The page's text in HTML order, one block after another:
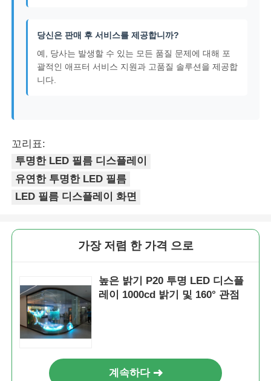
당신은 판매 후 서비스를 제공합니까?
예, 당사는 발생할 수 있는 모든 품질 문제에 대해 포
괄적인 애프터 서비스 지원과 고품질 솔루션을 제공합
니다.
꼬리표:
투명한 LED 필름 디스플레이
유연한 투명한 LED 필름
LED 필름 디스플레이 화면
가장 저렴 한 가격 으로
높은 밝기 P20 투명 LED 디스플
레이 1000cd 밝기 및 160° 관점
계속하다